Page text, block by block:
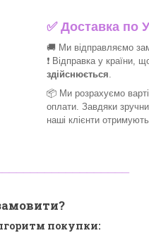
✅Доставка по
🚚 Ми відправляємо
❗ Відправка у країни,
здійснюється.
📦 Ми розрахуємо
оплати. Завдяки
наші клієнти
покупки: